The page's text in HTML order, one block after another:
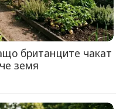
британците чакат
земя